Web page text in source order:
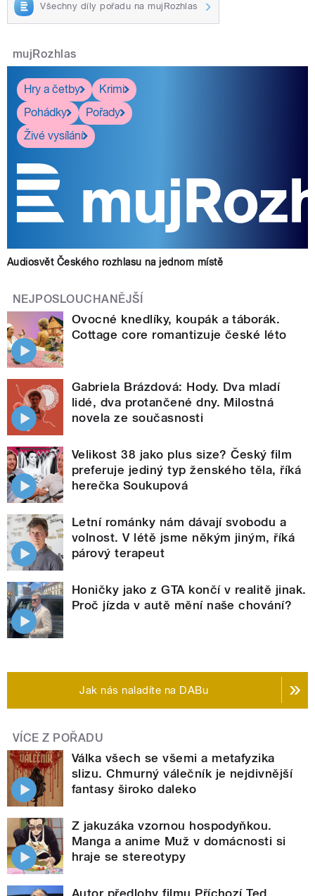
Všechny díly pořadu na mujRozhlas
mujRozhlas
Hry a četby
Krimi
Pohádky
Pořady
Živé vysílání
Audiosvět Českého rozhlasu na jednom místě
NEJPOSLOUCHANĚJŠÍ
Ovocné knedlíky, koupák a táborák.
Cottage core romantizuje české léto
Gabriela Brázdová: Hody. Dva mladí
lidé, dva protančené dny. Milostná
novela ze současnosti
Velikost 38 jako plus size? Český film
preferuje jediný typ ženského těla, říká
herečka Soukupová
Letní románky nám dávají svobodu a
volnost. V létě jsme někým jiným, říká
párový terapeut
Honičky jako z GTA končí v realitě jinak.
Proč jízda v autě mění naše chování?
Jak nás naladíte na DABu
VÍCE Z POŘADU
Válka všech se všemi a metafyzika
slizu. Chmurný válečník je nejdivnější
fantasy široko daleko
Z jakuzáka vzornou hospodyňkou.
Manga a anime Muž v domácnosti si
hraje se stereotypy
Autor předlohy filmu Příchozí Ted